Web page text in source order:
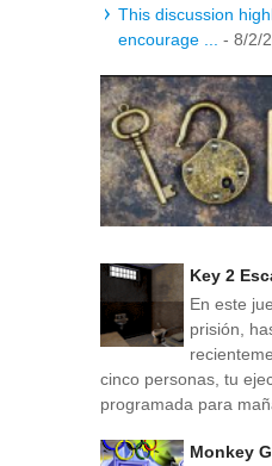
This discussion
encourage ...
- 8/2/
Key 2
En este
prisión,
cinco personas, tu
programada para
Monkey